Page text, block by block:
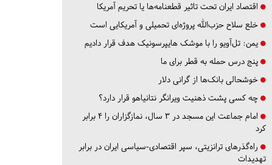
اقتصاد ایران تحت تاثیر قطعنامه‌ها یا تحریم‌ آمریکا
خلع سلاح حزب‌الله پروژه‌ای تحمیلی و آمریکایی است
یمن: تل‌آویو را با موشک هایپرسونیک هدف قرار دادیم
پنج درس‌ حمله به قطر برای ما
خوشحالی بانک‌ها از گرانی دلار
چه کسی پشت ذهنیت ویرانگر نتانیاهو قرار دارد؟
امام جماعت این مسجد در ۳ سال، نمازگزاران را ۴ برابر
کرد
راه‌گذرهای ترانزیتی، سپر اقتصادی-سیاسی ایران در برابر
تهدیدات